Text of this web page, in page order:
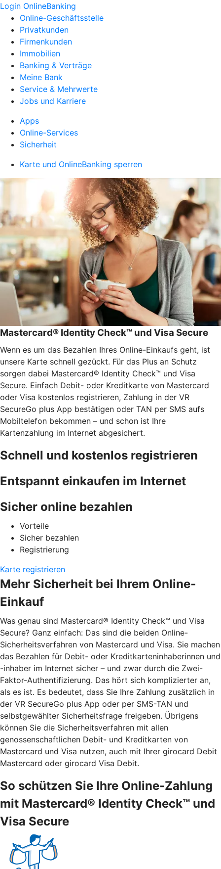
Login OnlineBanking
Online-Geschäftsstelle
Privatkunden
Firmenkunden
Immobilien
Banking & Verträge
Meine Bank
Service & Mehrwerte
Jobs und Karriere
Apps
Online-Services
Sicherheit
Karte und OnlineBanking sperren
Mastercard® Identity Check™ und Visa Secure
Wenn es um das Bezahlen Ihres Online-Einkaufs geht, ist
unsere Karte schnell gezückt. Für das Plus an Schutz
sorgen dabei Mastercard® Identity Check™ und Visa
Secure. Einfach Debit- oder Kreditkarte von Mastercard
oder Visa kostenlos registrieren, Zahlung in der VR
SecureGo plus App bestätigen oder TAN per SMS aufs
Mobiltelefon bekommen – und schon ist Ihre
Kartenzahlung im Internet abgesichert.
Schnell und kostenlos registrieren
Entspannt einkaufen im Internet
Sicher online bezahlen
Vorteile
Sicher bezahlen
Registrierung
Karte registrieren
Mehr Sicherheit bei Ihrem Online-
Einkauf
Was genau sind Mastercard® Identity Check™ und Visa
Secure? Ganz einfach: Das sind die beiden Online-
Sicherheitsverfahren von Mastercard und Visa. Sie machen
das Bezahlen für Debit- oder Kreditkarteninhaberinnen und
-inhaber im Internet sicher – und zwar durch die Zwei-
Faktor-Authentifizierung. Das hört sich komplizierter an,
als es ist. Es bedeutet, dass Sie Ihre Zahlung zusätzlich in
der VR SecureGo plus App oder per SMS-TAN und
selbstgewählter Sicherheitsfrage freigeben. Übrigens
können Sie die Sicherheitsverfahren mit allen
genossenschaftlichen Debit- und Kreditkarten von
Mastercard und Visa nutzen, auch mit Ihrer girocard Debit
Mastercard oder girocard Visa Debit.
So schützen Sie Ihre Online-Zahlung
mit Mastercard® Identity Check™ und
Visa Secure